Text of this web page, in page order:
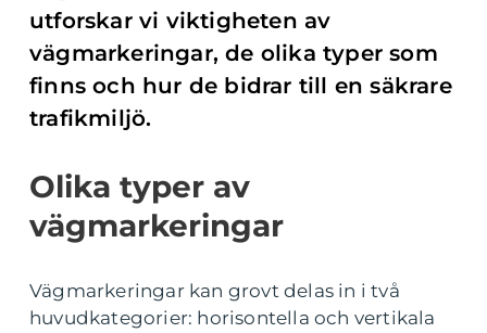
utforskar vi viktigheten av
vägmarkeringar, de olika typer som
finns och hur de bidrar till en säkrare
trafikmiljö.
Olika typer av
vägmarkeringar
Vägmarkeringar kan grovt delas in i två
huvudkategorier: horisontella och vertikala